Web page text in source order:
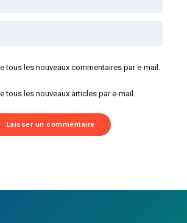
tous les nouveaux commentaires par e-mail.
tous les nouveaux articles par e-mail.